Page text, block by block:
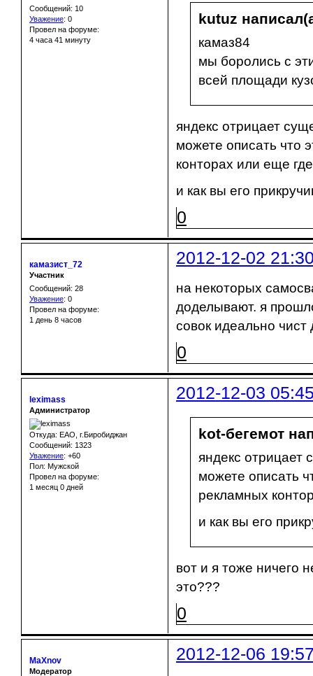
Сообщений: 10
Уважение: 0
Провел на форуме:
4 часа 41 минуту
kutuz
камаз84
мы боролись с
всей площади
яндекс отрицает
можете описать что
конторах или еще
и как вы его
0
2012-12-02
камазист_72
Участник
Сообщений: 28
Уважение: 0
Провел на форуме:
1 день 8 часов
на некоторых
доделывают. я
совок идеально чист
0
2012-12-03
leximass
Администратор
Откуда: ЕАО, г.Биробиджан
Сообщений: 1323
Уважение: +60
Пол: Мужской
Провел на форуме:
1 месяц 0 дней
kot-бегемот
яндекс отрицает
можете описать
рекламных
и как вы его
вот и я тоже ничего
это???
0
2012-12-06
MaXnov
Модератор